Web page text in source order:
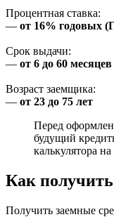
Процентная ставка:
— от 16% годовых
Срок выдачи:
— от 6 до 60 месяцев
Возраст заемщика:
— от 23 до 75 лет
Перед
будущий
калькулятора
Как
Получить заемные